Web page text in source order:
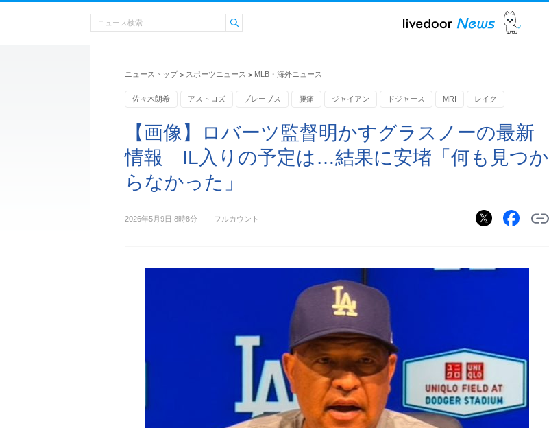
ニューストップ > スポーツニュース > MLB・海外ニュース
佐々木朗希 アストロズ ブレーブス 腰痛 ジャイアン ドジャース MRI レイク
【画像】ロバーツ監督明かすグラスノーの最新
情報 IL入りの予定は…結果に安堵「何も見つか
らなかった」
2026年5月9日 8時8分 フルカウント